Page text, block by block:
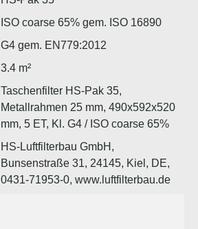
ISO coarse 65% gem. ISO 16890
G4 gem. EN779:2012
3.4 m²
Taschenfilter HS-Pak 35,
Metallrahmen 25 mm, 490x592x520
mm, 5 ET, Kl. G4 / ISO coarse 65%
HS-Luftfilterbau GmbH,
Bunsenstraße 31, 24145, Kiel, DE,
0431-71953-0, www.luftfilterbau.de